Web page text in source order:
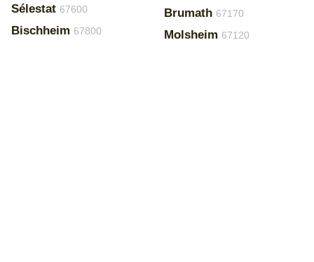
Sélestat 67600
Bischheim 67800
Brumath 67170
Molsheim 67120